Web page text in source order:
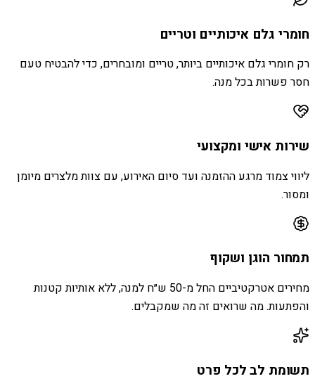
חומרי גלם איכותיים וטריים
רק חומרי גלם איכותיים ביותר, טריים ומובחרים, כדי להבטיח טעם
חסר פשרות בכל מנה.
שירות אישי ומקצועי
ליווי צמוד מרגע ההזמנה ועד סיום האירוע, עם צוות מלצרים מיומן
ומסור.
תמחור הוגן ושקוף
מחירים אטרקטיביים החל מ-50 ש״ח למנה, ללא אותיות קטנות
והפתעות. מה שרואים זה מה שמקבלים.
תשומת לב לכל פרט